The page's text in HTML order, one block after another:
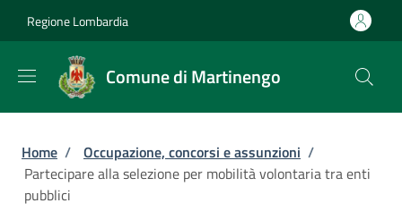
Regione Lombardia
Comune di Martinengo
Briciole di pane
Home / Occupazione, concorsi e assunzioni /
Partecipare alla selezione per mobilità volontaria tra enti
pubblici